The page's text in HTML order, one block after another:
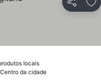
Partilhar
locais
da cidade